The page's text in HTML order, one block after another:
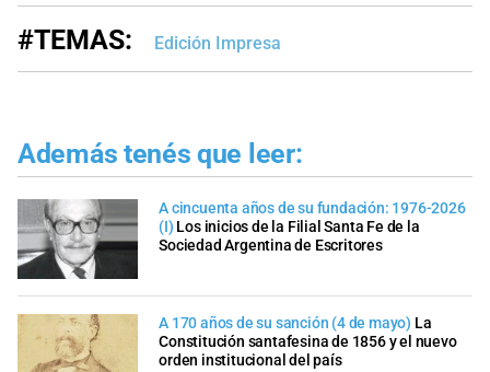
#TEMAS: Edición Impresa
Además tenés que leer:
A cincuenta años de su fundación: 1976-2026
(I) Los inicios de la Filial Santa Fe de la
Sociedad Argentina de Escritores
A 170 años de su sanción (4 de mayo) La
Constitución santafesina de 1856 y el nuevo
orden institucional del país